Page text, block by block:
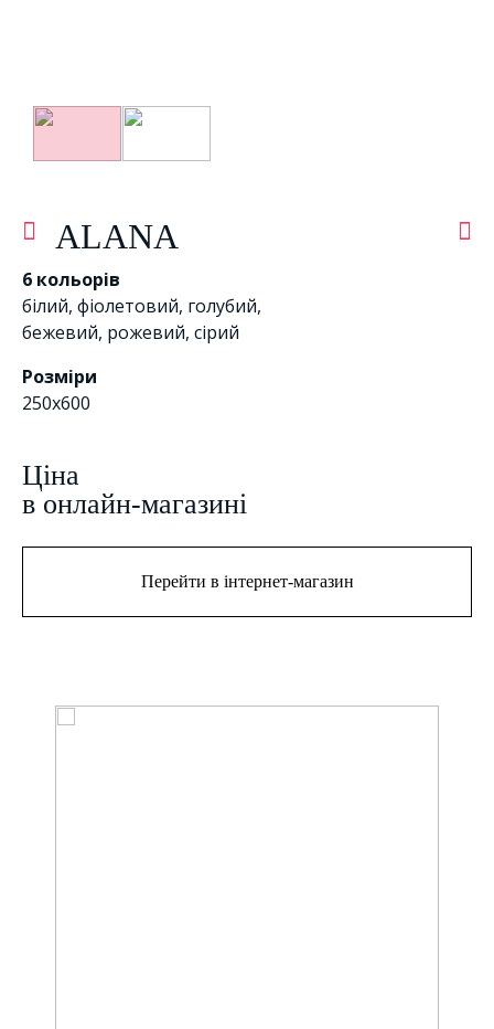
ALANA
6 кольорів
білий, фіолетовий, голубий,
бежевий, рожевий, сірий
Розміри
250x600
Цiна
в онлайн-магазині
Перейти в інтернет-магазин